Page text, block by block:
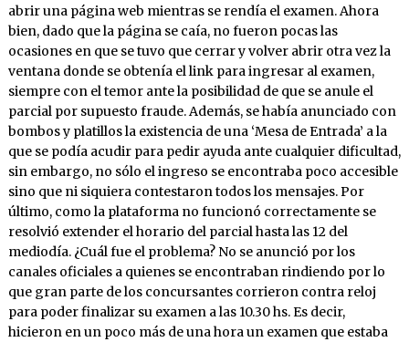
abrir una página web mientras se rendía el examen. Ahora
bien, dado que la página se caía, no fueron pocas las
ocasiones en que se tuvo que cerrar y volver abrir otra vez la
ventana donde se obtenía el link para ingresar al examen,
siempre con el temor ante la posibilidad de que se anule el
parcial por supuesto fraude. Además, se había anunciado con
bombos y platillos la existencia de una ‘Mesa de Entrada’ a la
que se podía acudir para pedir ayuda ante cualquier dificultad,
sin embargo, no sólo el ingreso se encontraba poco accesible
sino que ni siquiera contestaron todos los mensajes. Por
último, como la plataforma no funcionó correctamente se
resolvió extender el horario del parcial hasta las 12 del
mediodía. ¿Cuál fue el problema? No se anunció por los
canales oficiales a quienes se encontraban rindiendo por lo
que gran parte de los concursantes corrieron contra reloj
para poder finalizar su examen a las 10.30 hs. Es decir,
hicieron en un poco más de una hora un examen que estaba